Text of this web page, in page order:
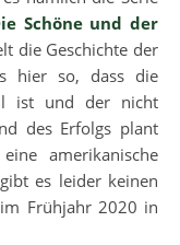
Schöne und der
die Geschichte der
hier so, dass die
ist und der nicht
des Erfolgs plant
amerikanische
es leider keinen
Frühjahr 2020 in